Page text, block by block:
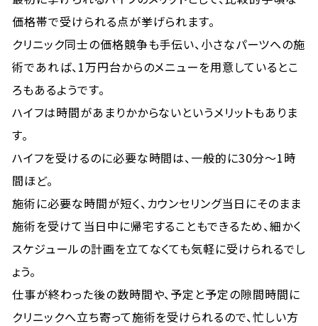
価格帯で受けられる点が挙げられます。
クリニック同士の価格競争も手伝い、小さなパーツへの施
術であれば、1万円台からのメニューを用意しているとこ
ろもあるようです。
ハイフは時間があまりかからないというメリットもありま
す。
ハイフを受けるのに必要な時間は、一般的に30分～1時
間ほど。
施術に必要な時間が短く、カウンセリング当日にそのまま
施術を受けて当日中に帰宅することもできるため、細かく
スケジュールの計画を立てなくても気軽に受けられるでし
ょう。
仕事が終わった後の数時間や、予定と予定の隙間時間に
クリニックへ立ち寄って施術を受けられるので、忙しい方